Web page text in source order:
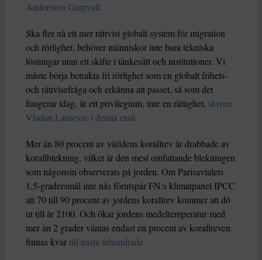
Andersson Garpvall.
Ska fler nå ett mer rättvist globalt system för migration
och rörlighet, behöver människor inte bara tekniska
lösningar utan ett skifte i tänkesätt och institutioner. Vi
måste börja betrakta fri rörlighet som en globalt frihets-
och rättvisefråga och erkänna att passet, så som det
fungerar idag, är ett privilegium, inte en rättighet, skriver
Vladan Lausevic i denna essä.
Mer än 80 procent av världens korallrev är drabbade av
korallblekning, vilket är den mest omfattande blekningen
som någonsin observerats på jorden. Om Parisavtalets
1,5-gradersmål inte nås förutspår FN:s klimatpanel IPCC
att 70 till 90 procent av jordens korallrev kommer att dö
ut till år 2100. Och ökar jordens medeltemperatur med
mer än 2 grader väntas endast en procent av korallreven
finnas kvar till nästa århundrade.